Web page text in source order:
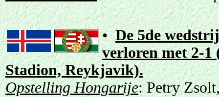
•De 5de
verloren met 2-1
Stadion, Reykjavik).
Opstelling Hongarije: Petry